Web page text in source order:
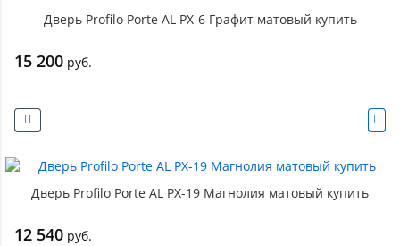
Дверь Profilo Porte AL PX-6 Графит матовый купить
15 200 руб.
Дверь Profilo Porte AL PX-19 Магнолия матовый купить
12 540 руб.